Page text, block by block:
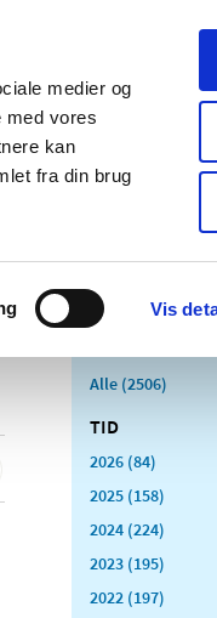
medier og
med vores
kan
fra din brug
Vis
Udgivelser
Medicinsk
Særlige
Alle (2506)
TID
2026 (84)
2025 (158)
2024 (224)
2023 (195)
2022 (197)